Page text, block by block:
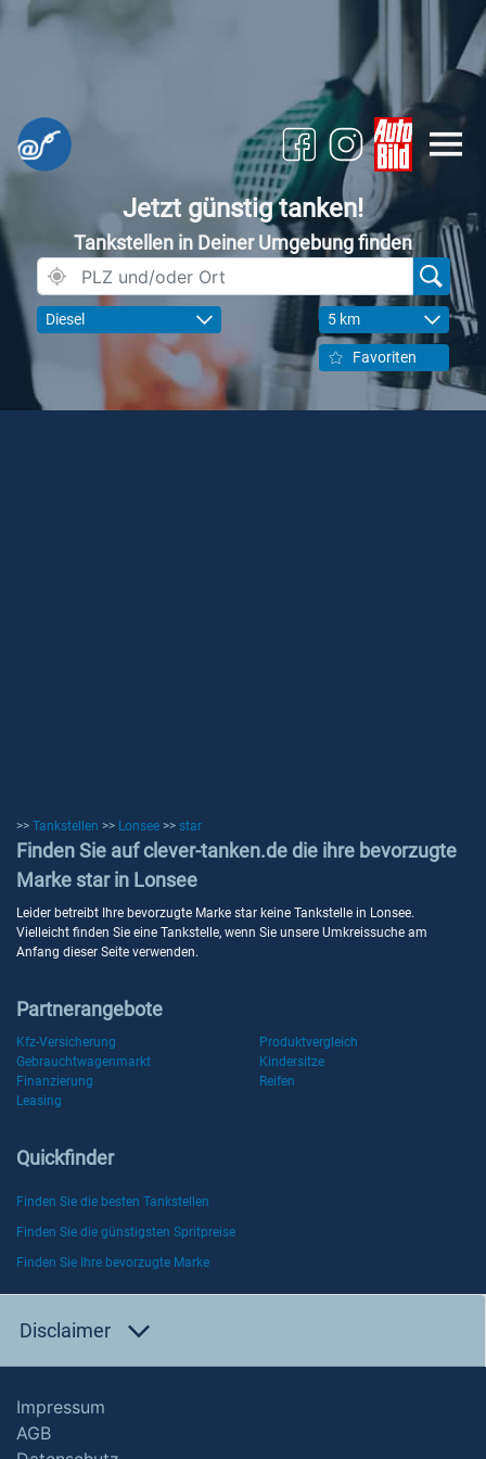
Jetzt günstig tanken!
Tankstellen in Deiner Umgebung finden
Diesel 5 km
Favoriten
>> Tankstellen >> Lonsee >> star
Finden Sie auf clever-tanken.de die ihre bevorzugte
Marke star in Lonsee
Leider betreibt Ihre bevorzugte Marke star keine Tankstelle in Lonsee.
Vielleicht finden Sie eine Tankstelle, wenn Sie unsere Umkreissuche am
Anfang dieser Seite verwenden.
Partnerangebote
Kfz-Versicherung
Produktvergleich
Gebrauchtwagenmarkt
Kindersitze
Finanzierung
Reifen
Leasing
Quickfinder
Finden Sie die besten Tankstellen
Finden Sie die günstigsten Spritpreise
Finden Sie Ihre bevorzugte Marke
Disclaimer
Impressum
AGB